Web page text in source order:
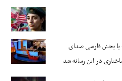
با بخش فارسی صدای
در این رسانه شد